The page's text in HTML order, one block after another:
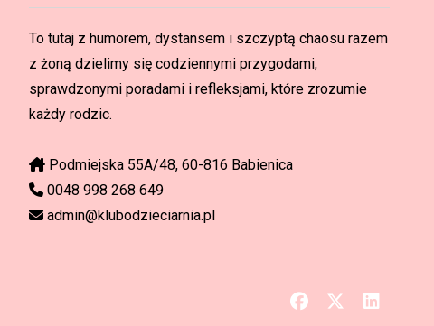
To tutaj z humorem, dystansem i szczyptą chaosu razem
z żoną dzielimy się codziennymi przygodami,
sprawdzonymi poradami i refleksjami, które zrozumie
każdy rodzic.
Podmiejska 55A/48, 60-816 Babienica
0048 998 268 649
admin@klubodzieciarnia.pl